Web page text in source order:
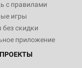
с правилами
игры
скидки
приложение